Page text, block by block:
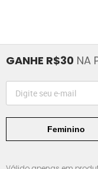
GANHE R$30 NA
Feminino